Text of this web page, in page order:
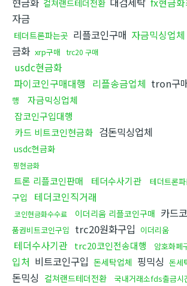
컬쳐랜드테더전환
자금
테더트론파는곳 리플코인구매 자금믹싱업체
금화 xrp구매 trc20 구매
usdc현금화
파이코인구매대행 리플송금업체 tron구
행
자금믹싱업체
잡코인구입대행
카드 비트코인현금화 검돈믹싱업체
usdc현금화
핑현금화
트론 리플코인판매 테더수사기관 테더트론
구입
테더코인직거래
코인현금화수수료 이더리움 리플코인구매 카드
품권비트코인구입
trc20원화구입 이더리움
테더수사기관 trc20코인전송대행 암호화폐
입처 비트코인구입 돈세탁업체 핑믹싱 돈세
돈믹싱 컬쳐랜드테더전환 국내거래소fds출금시